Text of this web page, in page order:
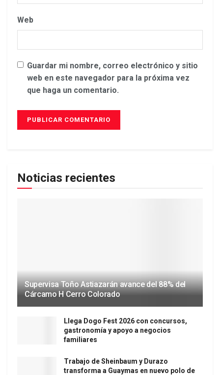
Web
Guardar mi nombre, correo electrónico y sitio
web en este navegador para la próxima vez
que haga un comentario.
Noticias recientes
Supervisa Toño Astiazarán avance del 88% del
Cárcamo H Cerro Colorado
Llega Dogo Fest 2026 con concursos,
gastronomía y apoyo a negocios
familiares
Trabajo de Sheinbaum y Durazo
transforma a Guaymas en nuevo polo de